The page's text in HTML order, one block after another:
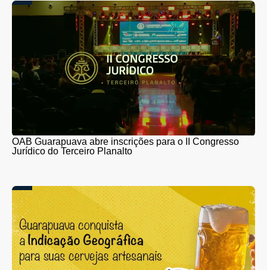
OAB Guarapuava abre inscrições para o II Congresso
Jurídico do Terceiro Planalto